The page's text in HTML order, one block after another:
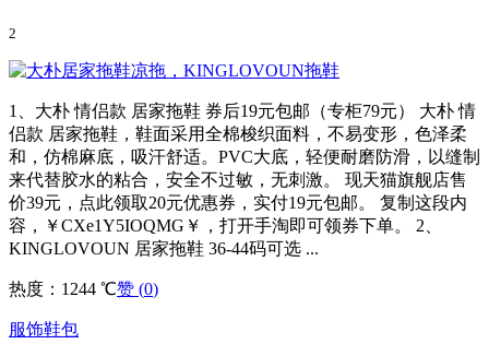
2
1、大朴 情侣款 居家拖鞋 券后19元包邮（专柜79元） 大朴 情
侣款 居家拖鞋，鞋面采用全棉梭织面料，不易变形，色泽柔
和，仿棉麻底，吸汗舒适。PVC大底，轻便耐磨防滑，以缝制
来代替胶水的粘合，安全不过敏，无刺激。 现天猫旗舰店售
价39元，点此领取20元优惠券，实付19元包邮。 复制这段内
容，￥CXe1Y5IOQMG￥，打开手淘即可领券下单。 2、
KINGLOVOUN 居家拖鞋 36-44码可选 ...
热度：1244 ℃赞 (0)
服饰鞋包